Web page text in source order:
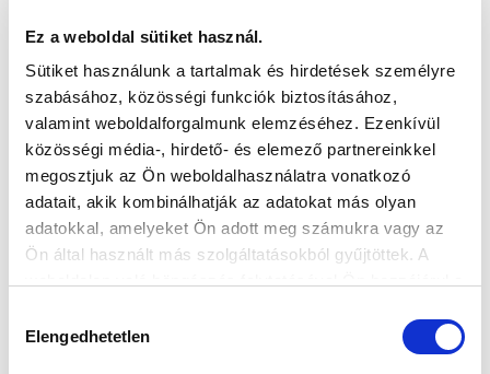
Ez a weboldal sütiket használ.
Sütiket használunk a tartalmak és hirdetések személyre
szabásához, közösségi funkciók biztosításához,
valamint weboldalforgalmunk elemzéséhez. Ezenkívül
közösségi média-, hirdető- és elemező partnereinkkel
megosztjuk az Ön weboldalhasználatra vonatkozó
adatait, akik kombinálhatják az adatokat más olyan
adatokkal, amelyeket Ön adott meg számukra vagy az
Ön által használt más szolgáltatásokból gyűjtöttek. A
kiválasztása
Elengedhetetlen